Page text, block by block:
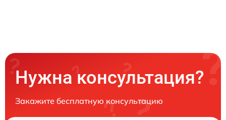
Нужна консультация?
Закажите бесплатную консультацию